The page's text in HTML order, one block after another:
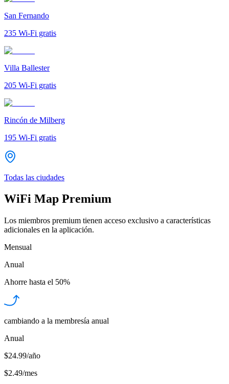
San Fernando
235 Wi-Fi gratis
Villa Ballester
205 Wi-Fi gratis
Rincón de Milberg
195 Wi-Fi gratis
Todas las ciudades
WiFi Map Premium
Los miembros premium tienen acceso exclusivo a características
adicionales en la aplicación.
Mensual
Anual
Ahorre hasta el 50%
cambiando a la membresía anual
Anual
$24.99/año
$2.49/mes